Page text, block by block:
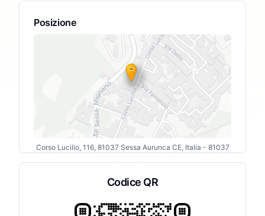
Posizione
Corso Lucilio, 116, 81037 Sessa Aurunca CE, Italia - 81037
Codice QR